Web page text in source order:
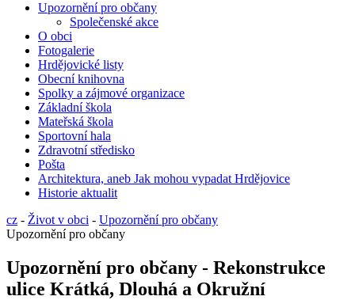
Upozornění pro občany
Společenské akce
O obci
Fotogalerie
Hrdějovické listy
Obecní knihovna
Spolky a zájmové organizace
Základní škola
Mateřská škola
Sportovní hala
Zdravotní středisko
Pošta
Architektura, aneb Jak mohou vypadat Hrdějovice
Historie aktualit
cz - Život v obci - Upozornění pro občany
Upozornění pro občany
Upozornění pro občany - Rekonstrukce
ulice Krátká, Dlouhá a Okružní